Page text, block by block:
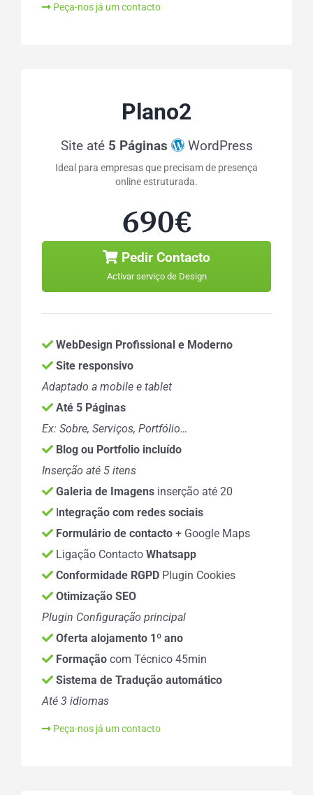
Peça-nos já um contacto
Plano2
Site até 5 Páginas WordPress
Ideal para empresas que precisam de presença
online estruturada.
690€
Pedir Contacto
Activar serviço de Design
WebDesign Profissional e Moderno
Site responsivo
Adaptado a mobile e tablet
Até 5 Páginas
Ex: Sobre, Serviços, Portfólio…
Blog ou Portfolio incluído
Inserção até 5 itens
Galeria de Imagensinserção até 20
Integração com redes sociais
Formulário de contacto+ Google Maps
Ligação Contacto Whatsapp
Conformidade RGPDPlugin Cookies
Otimização SEO
Plugin Configuração principal
Oferta alojamento 1º ano
Formaçãocom Técnico 45min
Sistema de Tradução automático
Até 3 idiomas
Peça-nos já um contacto